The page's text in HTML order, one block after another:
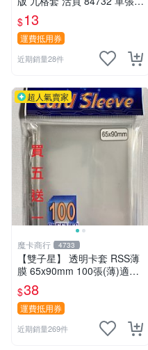
出 內頁 9格
$13
運費抵用券
近期銷量28件
超人氣賣家
魔卡商行 4733
【雙子星】 透明卡套 RSS薄
膜 65x90mm 100張(薄)適用
桌遊 波波夫 POPOV 紙牌 Bo
ardgame
$38
運費抵用券
近期銷量269件